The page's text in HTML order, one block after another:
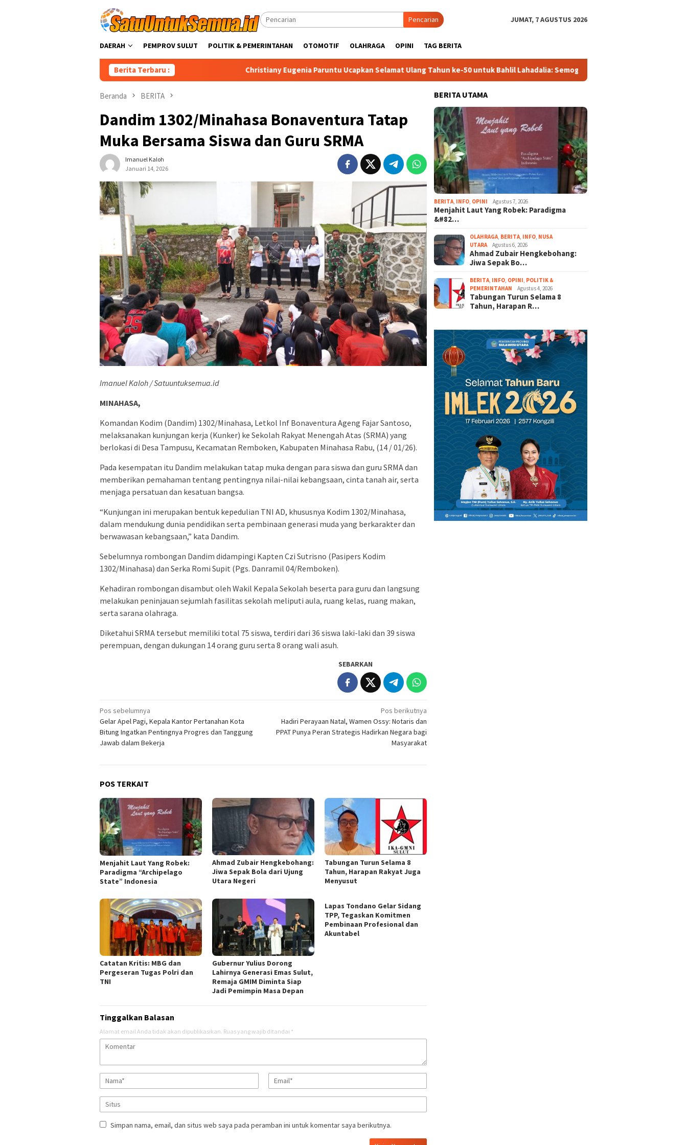
Pencarian JUMAT, 7 AGUSTUS 2026
DAERAH PEMPROV SULUT POLITIK & PEMERINTAHAN OTOMOTIF OLAHRAGA OPINI TAG BERITA
Berita Terbaru : Christiany Eugenia Paruntu Ucapkan Selamat Ulang Tahun ke-50 untuk Bahlil Lahadalia: Semoga Diberi Kekuatan Jalankan Tugas
Beranda BERITA
Dandim 1302/Minahasa Bonaventura Tatap
Muka Bersama Siswa dan Guru SRMA
Imanuel Kaloh
Januari 14, 2026
Imanuel Kaloh / Satuuntuksemua.id
MINAHASA,
Komandan Kodim (Dandim) 1302/Minahasa, Letkol Inf Bonaventura Ageng Fajar Santoso,
melaksanakan kunjungan kerja (Kunker) ke Sekolah Rakyat Menengah Atas (SRMA) yang
berlokasi di Desa Tampusu, Kecamatan Remboken, Kabupaten Minahasa Rabu, (14 / 01/26).
Pada kesempatan itu Dandim melakukan tatap muka dengan para siswa dan guru SRMA dan
memberikan pemahaman tentang pentingnya nilai-nilai kebangsaan, cinta tanah air, serta
menjaga persatuan dan kesatuan bangsa.
“Kunjungan ini merupakan bentuk kepedulian TNI AD, khususnya Kodim 1302/Minahasa,
dalam mendukung dunia pendidikan serta pembinaan generasi muda yang berkarakter dan
berwawasan kebangsaan,” kata Dandim.
Sebelumnya rombongan Dandim didampingi Kapten Czi Sutrisno (Pasipers Kodim
1302/Minahasa) dan Serka Romi Supit (Pgs. Danramil 04/Remboken).
Kehadiran rombongan disambut oleh Wakil Kepala Sekolah beserta para guru dan langsung
melakukan peninjauan sejumlah fasilitas sekolah meliputi aula, ruang kelas, ruang makan,
serta sarana olahraga.
Diketahui SRMA tersebut memiliki total 75 siswa, terdiri dari 36 siswa laki-laki dan 39 siswa
perempuan, dengan dukungan 14 orang guru serta 8 orang wali asuh.
SEBARKAN
Navigasi
pos
Pos sebelumnya
Gelar Apel Pagi, Kepala Kantor Pertanahan Kota
Bitung Ingatkan Pentingnya Progres dan Tanggung
Jawab dalam Bekerja
Pos berikutnya
Hadiri Perayaan Natal, Wamen Ossy: Notaris dan
PPAT Punya Peran Strategis Hadirkan Negara bagi
Masyarakat
POS TERKAIT
Menjahit Laut Yang Robek:
Paradigma “Archipelago
State” Indonesia
Ahmad Zubair Hengkebohang:
Jiwa Sepak Bola dari Ujung
Utara Negeri
Tabungan Turun Selama 8
Tahun, Harapan Rakyat Juga
Menyusut
Catatan Kritis: MBG dan
Pergeseran Tugas Polri dan
TNI
Gubernur Yulius Dorong
Lahirnya Generasi Emas Sulut,
Remaja GMIM Diminta Siap
Jadi Pemimpin Masa Depan
Lapas Tondano Gelar Sidang
TPP, Tegaskan Komitmen
Pembinaan Profesional dan
Akuntabel
Tinggalkan Balasan
Alamat email Anda tidak akan dipublikasikan. Ruas yang wajib ditandai *
Simpan nama, email, dan situs web saya pada peramban ini untuk komentar saya berikutnya.
BERITA UTAMA
BERITA INFO OPINI Agustus 7, 2026
Menjahit Laut Yang Robek: Paradigma
&#82…
OLAHRAGA BERITA INFO NUSA
UTARA
Agustus 6, 2026
Ahmad Zubair Hengkebohang:
Jiwa Sepak Bo…
BERITA INFO OPINI POLITIK &
PEMERINTAHAN
Agustus 4, 2026
Tabungan Turun Selama 8
Tahun, Harapan R…